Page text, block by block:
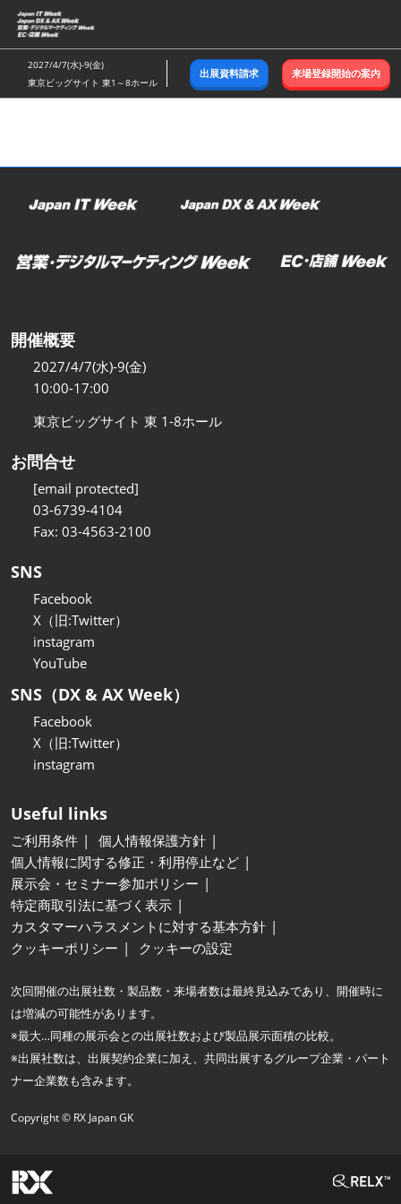
ス
キ
ッ
し
む
2027/4/7(水)-9(金)
東京ビッグサイト 東1～8ホール
出展資料請求 来場登録開始の案内
開催概要
2027/4/7(水)-9(金)
10:00-17:00
東京ビッグサイト 東 1-8ホール
お問合せ
[email protected]
03-6739-4104
Fax: 03-4563-2100
SNS
Facebook
X（旧:Twitter）
instagram
YouTube
SNS（DX & AX Week）
Facebook
X（旧:Twitter）
instagram
Useful links
ご利用条件
個人情報保護方針
個人情報に関する修正・利用停止など
展示会・セミナー参加ポリシー
特定商取引法に基づく表示
カスタマーハラスメントに対する基本方針
クッキーポリシー
クッキーの設定
次回開催の出展社数・製品数・来場者数は最終見込みであり、開催時に
は増減の可能性があります。
※最大…同種の展示会との出展社数および製品展示面積の比較。
※出展社数は、出展契約企業に加え、共同出展するグループ企業・パート
ナー企業数も含みます。
Copyright © RX Japan GK